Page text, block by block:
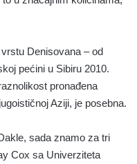
Denisovana – od
pećini u Sibiru 2010.
pronađena
Aziji, je posebna.
sada znamo za tri
Cox sa Univerziteta